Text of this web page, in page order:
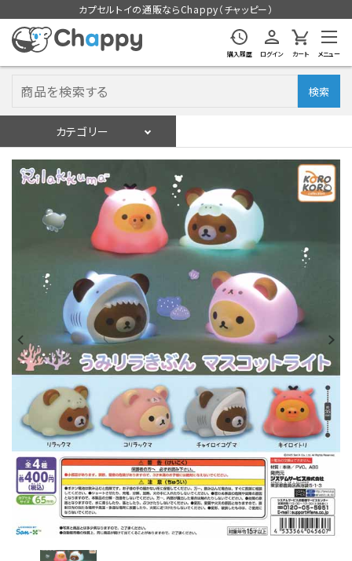
カプセルトイの通販ならChappy（チャッピー）
購入履歴 ログイン カート メニュー
検索
カテゴリー
ログイン
入荷スケジュールをチェック
カプセルトイマシン本体
カプセルトイ
販促用空カプセル
レンタル
景品・玩具・文具
販促用カプセルトイ